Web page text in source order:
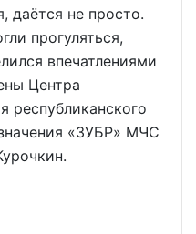
даётся не просто.
прогуляться,
впечатлениями
Центра
республиканского
«ЗУБР» МЧС